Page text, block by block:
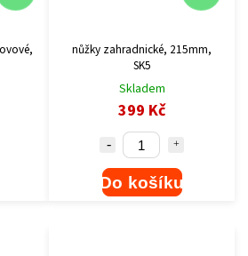
nůžky zahradnické, 215mm,
SK5
Skladem
399 Kč
Do košíku